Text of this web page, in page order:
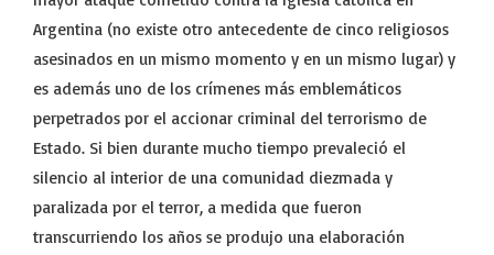
Argentina (no existe otro antecedente de cinco religiosos
asesinados en un mismo momento y en un mismo lugar) y
es además uno de los crímenes más emblemáticos
perpetrados por el accionar criminal del terrorismo de
Estado. Si bien durante mucho tiempo prevaleció el
silencio al interior de una comunidad diezmada y
paralizada por el terror, a medida que fueron
transcurriendo los años se produjo una elaboración